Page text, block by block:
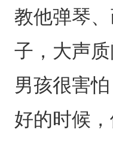
教他弹琴
子，大声
男孩很害
好的时候